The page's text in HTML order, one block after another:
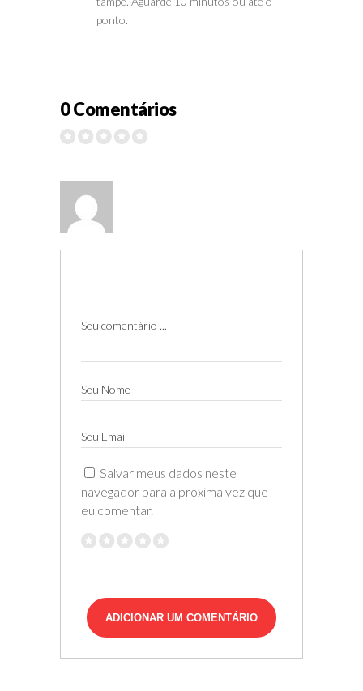
ponto.
0 Comentários
Seu comentário ...
Seu Nome
Seu Email
Salvar meus dados neste
navegador para a próxima vez que
eu comentar.